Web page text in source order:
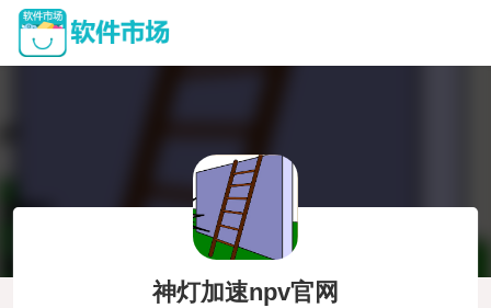
神灯加速npv官网